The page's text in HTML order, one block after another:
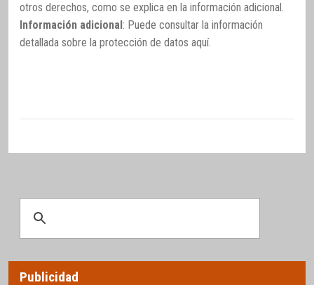
otros derechos, como se explica en la información adicional.
Información adicional: Puede consultar la información
detallada sobre la protección de datos aquí.
Publicidad